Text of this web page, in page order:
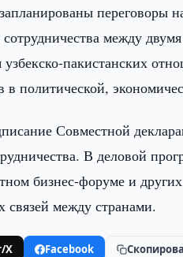
переговоры
сотрудничества между
пакистанских
политической,
Совместной
В деловой
бизнес-форуме и
между странами.
X Facebook